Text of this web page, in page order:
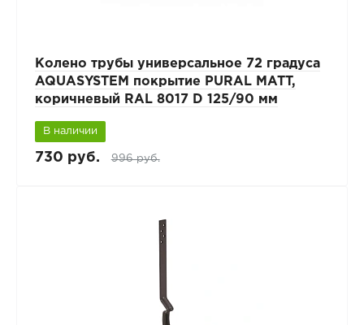
Колено трубы универсальное 72 градуса
AQUASYSTEM покрытие PURAL MATT,
коричневый RAL 8017 D 125/90 мм
В наличии
730 руб. 996 руб.